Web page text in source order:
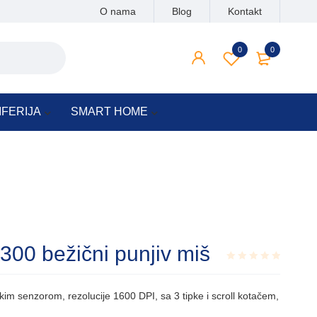
O nama Blog Kontakt
0
0
SMART HOME
out
bežični punjiv miš
senzorom, rezolucije 1600 DPI, sa 3 tipke i scroll kotačem,